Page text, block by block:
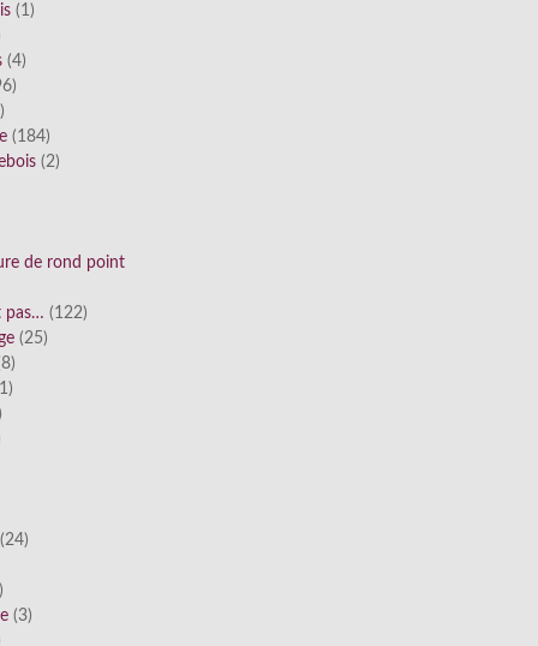
(1)
(4)
(184)
(2)
de rond point
pas… (122)
(25)
(24)
(3)